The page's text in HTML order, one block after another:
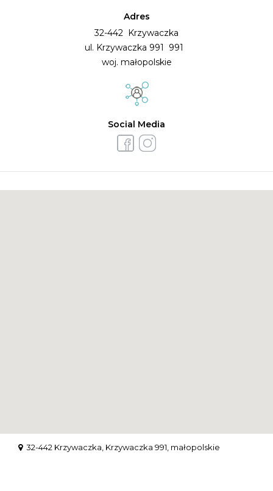
menu weselnego.
Z Hotelem
Komfort***
Państwo nowy etap
życia w
niepowtarzalnym
stylu.
Adres
32-442 Krzywaczka
ul. Krzywaczka 991 991
woj. małopolskie
Social Media
32-442 Krzywaczka, Krzywaczka 991, małopolskie